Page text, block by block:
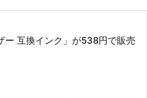
次へ
ー 互換インク」が538円で販売